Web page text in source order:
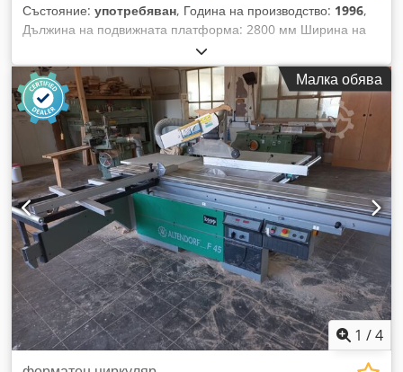
Състояние: употребяван, Година на производство: 1996,
Дължина на подвижната платформа: 2800 мм Ширина на
рязане при успоредния ограничител: 1050 мм Ширина на
рязане при ограничителя за отрязване: 2800 мм Дълбочина
на рязане: 145 мм Crodpfxezqyx Eo Afwsf Предварителен
разрез: не Регулиране на височината на триона: ръчно /
хидравлично Наклоняване на триона: ръчно / хидравлично
Регулиране на успоредния ограничител: ръчно Показване
на ъгъла на триона: цифрово Показване на височината на
рязане: - Показване на успоредния ограничител: скала
Показване на ограничителя за отрязване: скала Диаметър
на триона: Брой обороти: 4 Мощност на мотора: 5,5 kW
Спирачка на мотора: да Отвор за изсмукване: 80 мм и 120
мм Дължина на машината: 3000 мм Ширина на машината:
1700 мм Тегло: 1000 кг
Малка обява
1 /4